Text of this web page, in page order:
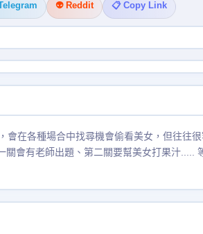
👽 Reddit 📋 Copy Link
在各種場合中找尋機會偷看美女，但往往
會有老師出題、第二關要幫美女打果汁.....